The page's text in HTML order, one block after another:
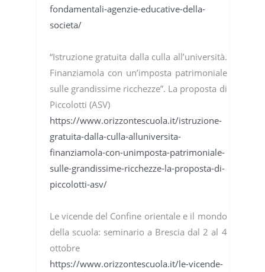
fondamentali-agenzie-educative-della-
societa/
“Istruzione gratuita dalla culla all’università.
Finanziamola con un’imposta patrimoniale
sulle grandissime ricchezze”. La proposta di
Piccolotti (ASV)
https://www.orizzontescuola.it/istruzione-
gratuita-dalla-culla-alluniversita-
finanziamola-con-unimposta-patrimoniale-
sulle-grandissime-ricchezze-la-proposta-di-
piccolotti-asv/
Le vicende del Confine orientale e il mondo
della scuola: seminario a Brescia dal 2 al 4
ottobre
https://www.orizzontescuola.it/le-vicende-